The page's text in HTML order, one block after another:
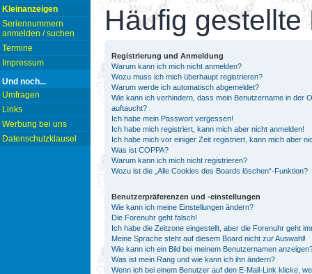
Kleinanzeigen
Seriennummern
anmelden / suchen
Termine
Impressum
Und noch...
Umfragen
Links
Werbung bei uns
Datenschutzklausel
Häufig gestellte
Registrierung und Anmeldung
Warum kann ich mich nicht anmelden?
Wozu muss ich mich überhaupt registrieren?
Warum werde ich automatisch abgemeldet?
Wie kann ich verhindern, dass mein Benutzername in der
auftaucht?
Ich habe mein Passwort vergessen!
Ich habe mich registriert, kann mich aber nicht anmelden!
Ich habe mich vor einiger Zeit registriert, kann mich aber
Was ist COPPA?
Warum kann ich mich nicht registrieren?
Wozu ist die „Alle Cookies des Boards löschen“-Funktion?
Benutzerpräferenzen und -einstellungen
Wie kann ich meine Einstellungen ändern?
Die Forenuhr geht falsch!
Ich habe die Zeitzone eingestellt, aber die Forenuhr geht
Meine Sprache steht auf diesem Board nicht zur Auswahl!
Wie kann ich ein Bild bei meinem Benutzernamen
Was ist mein Rang und wie kann ich ihn ändern?
Wenn ich bei einem Benutzer auf den E-Mail-Link klicke,